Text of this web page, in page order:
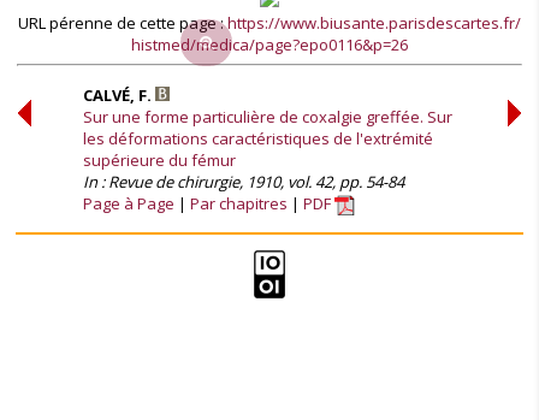
URL pérenne de cette page :https://www.biusante.parisdescartes.fr/
histmed/medica/page?epo0116&p=26
CALVÉ, F.
Sur une forme particulière de coxalgie greffée. Sur
les déformations caractéristiques de l'extrémité
supérieure du fémur
In : Revue de chirurgie, 1910, vol. 42, pp. 54-84
Page à Page
Par chapitres PDF